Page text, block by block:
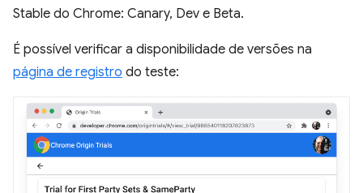
Stable do Chrome: Canary, Dev e Beta.
É possível verificar a disponibilidade de versões na
página de registro do teste: